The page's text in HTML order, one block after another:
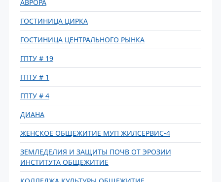
АВРОРА
ГОСТИНИЦА ЦИРКА
ГОСТИНИЦА ЦЕНТРАЛЬНОГО РЫНКА
ГПТУ # 19
ГПТУ # 1
ГПТУ # 4
ДИАНА
ЖЕНСКОЕ ОБЩЕЖИТИЕ МУП ЖИЛСЕРВИС-4
ЗЕМЛЕДЕЛИЯ И ЗАЩИТЫ ПОЧВ ОТ ЭРОЗИИ
ИНСТИТУТА ОБЩЕЖИТИЕ